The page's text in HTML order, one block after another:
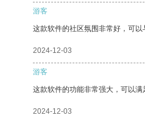
游客
这款软件的社区氛围非常好，可以
2024-12-03
游客
这款软件的功能非常强大，可以满
2024-12-03